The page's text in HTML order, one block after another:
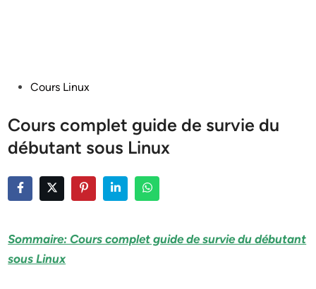
PostedCours Linux
Cours complet guide de survie du
débutant sous Linux
Sommaire: Cours complet guide de survie du débutant
sous Linux